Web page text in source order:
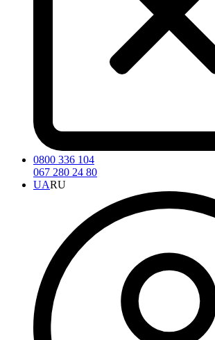
0800 336 104
067 280 24 80
UARU